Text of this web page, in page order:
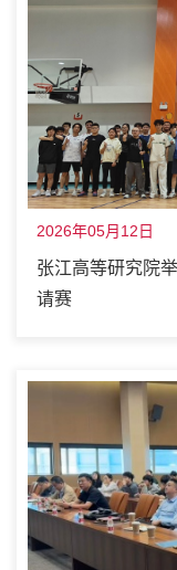
2026年05月12日
张江高等研究院
请赛